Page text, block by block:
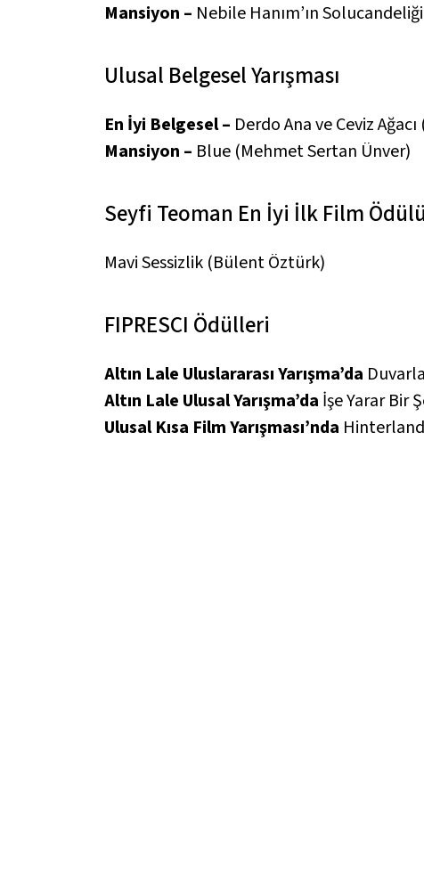
Mansiyon – Nebile Hanım’ın Solucandeliği
Ulusal Belgesel Yarışması
En İyi Belgesel – Derdo Ana ve Ceviz Ağacı
Mansiyon – Blue (Mehmet Sertan Ünver)
Seyfi Teoman En İyi İlk Film Ödülü
Mavi Sessizlik (Bülent Öztürk)
FIPRESCI Ödülleri
Altın Lale Uluslararası Yarışma’da
Altın Lale Ulusal Yarışma’da İşe Yarar Bir
Ulusal Kısa Film Yarışması’nda Hinterland